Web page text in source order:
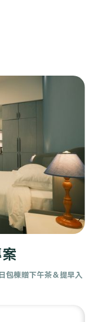
包棟贈下午茶＆提早入